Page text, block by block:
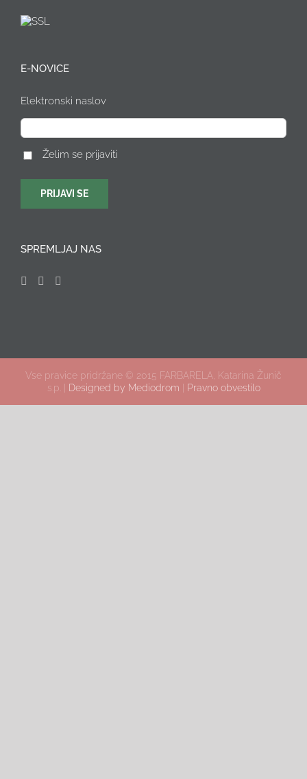
E-NOVICE
Elektronski naslov
Želim se prijaviti
SPREMLJAJ NAS
Vse pravice pridržane © 2015 FARBARELA, Katarina Žunič
s.p. |
Designed by Mediodrom Pravno obvestilo